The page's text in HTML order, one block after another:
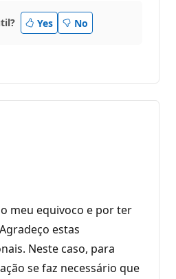
Yes No
meu equivoco e por ter
estas
Neste caso, para
se faz necessário que